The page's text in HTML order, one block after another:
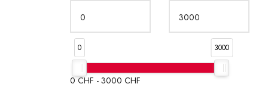
0 3000
0CHF - 3000 CHF